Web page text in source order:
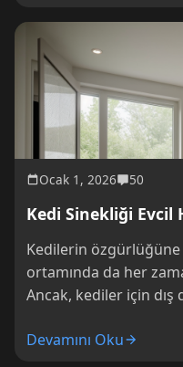
Ocak 1, 2026 50
Kedi Sinekliği Evcil
Kedilerin
ortamında da her
Ancak, kediler için dış
Devamını Oku